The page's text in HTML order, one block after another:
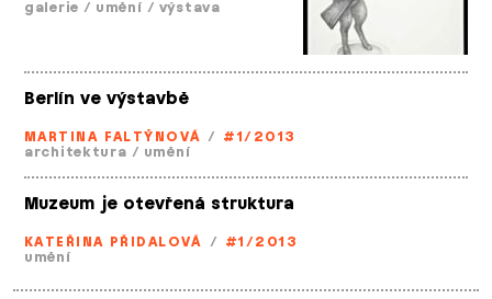
galerie / umění / výstava
Berlín ve výstavbě
MARTINA FALTÝNOVÁ / #1/2013
architektura / umění
Muzeum je otevřená struktura
KATEŘINA PŘIDALOVÁ / #1/2013
umění